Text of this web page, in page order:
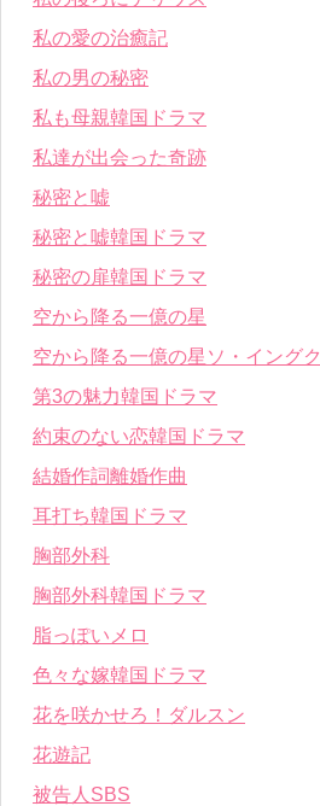
私の愛の治癒記
私の男の秘密
私も母親韓国ドラマ
私達が出会った奇跡
秘密と嘘
秘密と嘘韓国ドラマ
秘密の扉韓国ドラマ
空から降る一億の星
空から降る一億の星ソ・イングク
第3の魅力韓国ドラマ
約束のない恋韓国ドラマ
結婚作詞離婚作曲
耳打ち韓国ドラマ
胸部外科
胸部外科韓国ドラマ
脂っぽいメロ
色々な嫁韓国ドラマ
花を咲かせろ！ダルスン
花遊記
被告人SBS